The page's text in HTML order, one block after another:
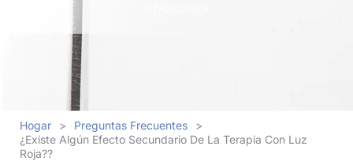
Hogar > Preguntas Frecuentes
>
¿Existe Algún Efecto Secundario De La Terapia Con Luz
Roja??